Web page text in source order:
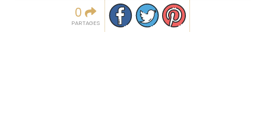
0
PARTAGES
Partager sur facebook
Partager sur Twitter
Epingler sur Pinterest